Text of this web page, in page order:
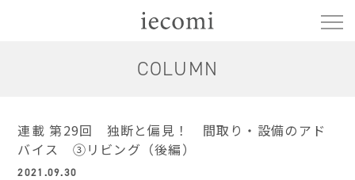
COLUMN
連載 第29回 独断と偏見！ 間取り・設備のアド
バイス ③リビング（後編）
2021.09.30